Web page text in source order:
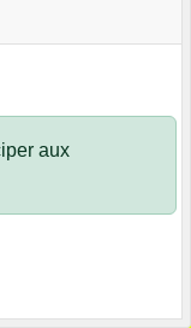
aux